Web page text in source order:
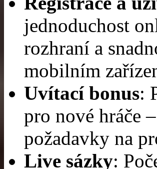
jednoduchost
rozhraní a
mobilním
Uvítací bonus:
pro nové hráče
požadavky na
Live sázky: